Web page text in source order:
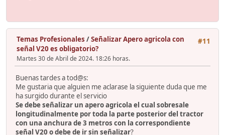
#11
Temas Profesionales /Señalizar Apero agricola con
señal V20 es obligatorio?
Martes 30 de Abril de 2024. 18:26 horas.
Buenas tardes a tod@s:
Me gustaria que alguien me aclarase la siguiente duda que me
ha surgido durante el servicio
Se debe señalizar un apero agricola el cual sobresale
longitudinalmente por toda la parte posterior del tractor
con una anchura de 3 metros con la correspondiente
señal V20 o debe de ir sin señalizar?